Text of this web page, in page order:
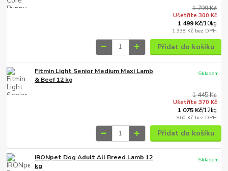
1 799 Kč
Ušetříte 300 Kč
1 499 Kč/10kg
1 338 Kč bez DPH
Přidat do košíku
Fitmin Light Senior Medium Maxi Lamb
& Beef 12 kg
1 445 Kč
Ušetříte 370 Kč
1 075 Kč/12kg
960 Kč bez DPH
Skladem
Přidat do košíku
IRONpet Dog Adult All Breed Lamb 12
kg
Skladem